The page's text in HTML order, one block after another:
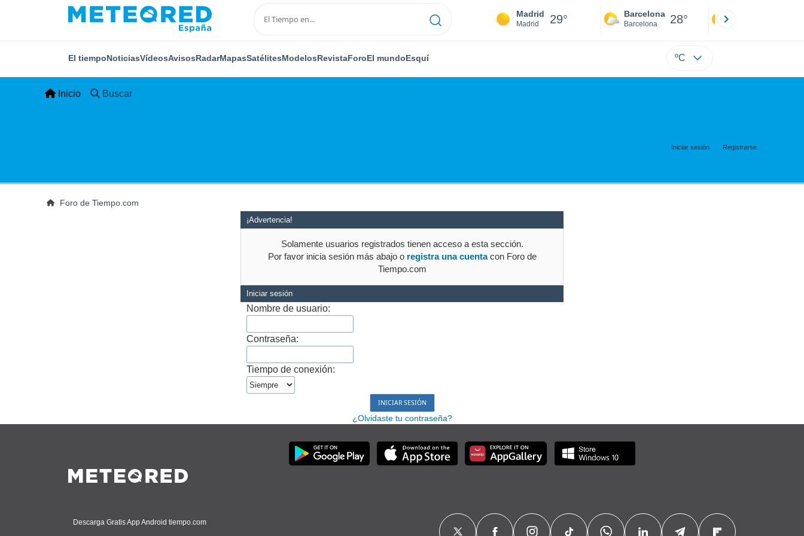
Madrid
Madrid 29° Barcelona
Barcelona 28°
El tiempoNoticiasVídeosAvisosRadarMapasSatélitesModelosRevistaForoEl mundoEsquí ºC
Inicio Buscar
Iniciar sesión Registrarse
Foro de Tiempo.com
¡Advertencia!
Solamente usuarios registrados tienen acceso a esta sección.
Por favor inicia sesión más abajo o registra una cuentacon Foro de
Tiempo.com
Iniciar sesión
Nombre de usuario:
Contraseña:
Tiempo de conexión:
¿Olvidaste tu contraseña?
Descarga Gratis App Android tiempo.com